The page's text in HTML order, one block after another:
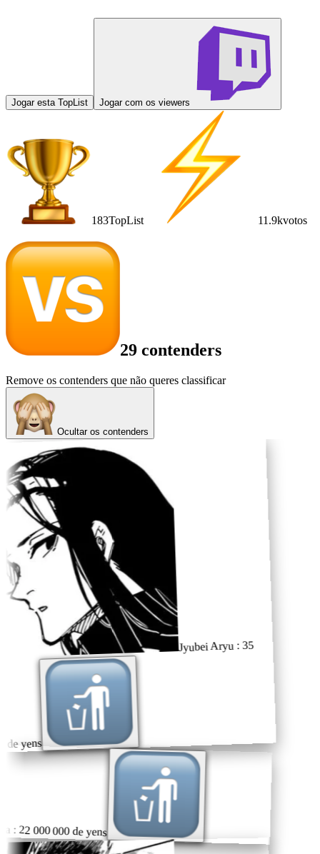
Jogar esta TopList Jogar com os viewers
183TopList 11.9kvotos
29 contenders
Remove os contenders que não queres classificar
Ocultar os contenders
Jyubei Aryu : 35
yens
: 22 000 000 de yens